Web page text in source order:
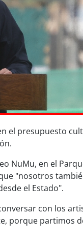
el presupuesto
NuMu, en el
"nosotros
el Estado".
con los
porque partimos